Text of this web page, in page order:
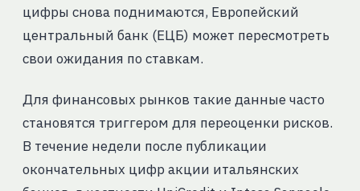
цифры снова поднимаются, Европейский
центральный банк (ЕЦБ) может пересмотреть
свои ожидания по ставкам.
Для финансовых рынков такие данные часто
становятся триггером для переоценки рисков.
В течение недели после публикации
окончательных цифр акции итальянских